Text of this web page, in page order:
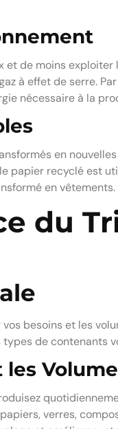
de moins exploiter
à effet de serre.
nécessaire à la
en
papier recyclé est
en vêtements.
du
besoins et les
de contenants
les
verres,